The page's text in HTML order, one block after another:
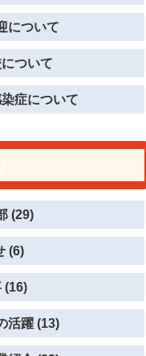
について
ついて
症について
(29)
(6)
(16)
活躍 (13)